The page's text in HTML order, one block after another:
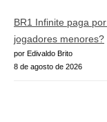
BR1 Infinite paga
jogadores menores?
por Edivaldo Brito
8 de agosto de 2026